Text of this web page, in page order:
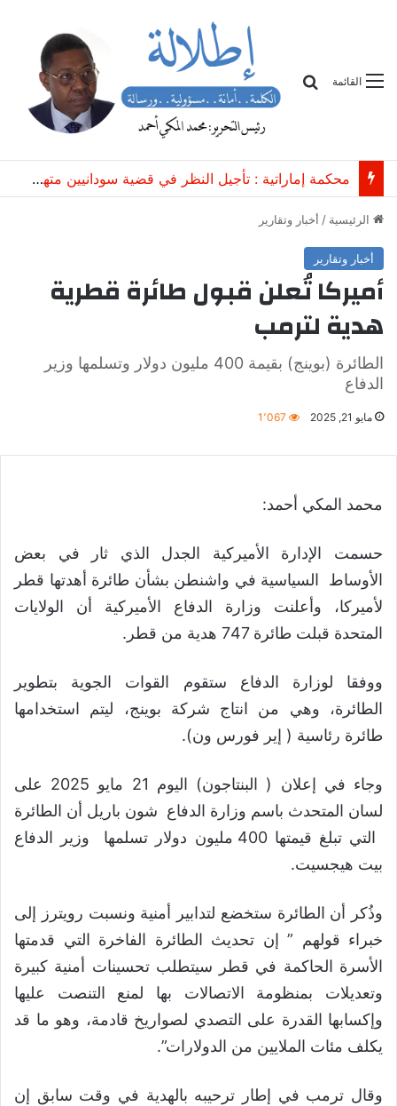
القائمة
محكمة إماراتية : تأجيل النظر في قضية سودانيين متهمين بـ”الاتجار غير المشروع بعتاد عسكري”
الرئيسية / أخبار وتقارير
أخبار وتقارير
أميركا تُعلن قبول طائرة قطرية
هدية لترمب
الطائرة (بوينج) بقيمة 400 مليون دولار وتسلمها وزير
الدفاع
مايو 21, 2025 1٬067
محمد المكي أحمد:
حسمت الإدارة الأميركية الجدل الذي ثار في بعض
الأوساط السياسية في واشنطن بشأن طائرة أهدتها قطر
لأميركا، وأعلنت وزارة الدفاع الأميركية أن الولايات
المتحدة قبلت طائرة 747 هدية من قطر.
ووفقا لوزارة الدفاع ستقوم القوات الجوية بتطوير
الطائرة، وهي من انتاج شركة بوينج، ليتم استخدامها
طائرة رئاسية ( إير فورس ون).
وجاء في إعلان ( البنتاجون) اليوم 21 مايو 2025 على
لسان المتحدث باسم وزارة الدفاع شون باريل أن الطائرة
التي تبلغ قيمتها 400 مليون دولار تسلمها وزير الدفاع
بيت هيجسيت.
وذُكر أن الطائرة ستخضع لتدابير أمنية ونسبت رويترز إلى
خبراء قولهم ” إن تحديث الطائرة الفاخرة التي قدمتها
الأسرة الحاكمة في قطر سيتطلب تحسينات أمنية كبيرة
وتعديلات بمنظومة الاتصالات بها لمنع التنصت عليها
وإكسابها القدرة على التصدي لصواريخ قادمة، وهو ما قد
يكلف مئات الملايين من الدولارات”.
وقال ترمب في إطار ترحيبه بالهدية في وقت سابق إن